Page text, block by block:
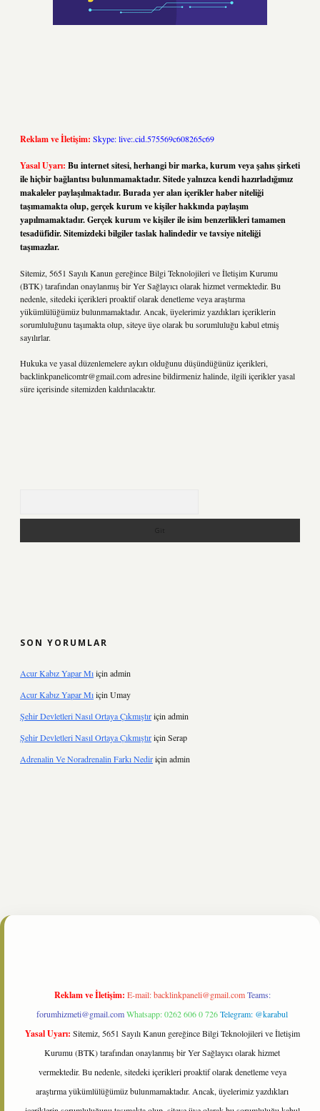
Reklam ve İletişim: Skype: live:.cid.575569c608265c69
Yasal Uyarı: Bu internet sitesi, herhangi bir marka, kurum veya şahıs şirketi
ile hiçbir bağlantısı bulunmamaktadır. Sitede yalnızca kendi hazırladığımız
makaleler paylaşılmaktadır. Burada yer alan içerikler haber niteliği
taşımamakta olup, gerçek kurum ve kişiler hakkında paylaşım
yapılmamaktadır. Gerçek kurum ve kişiler ile isim benzerlikleri tamamen
tesadüfidir. Sitemizdeki bilgiler taslak halindedir ve tavsiye niteliği
taşımazlar.
Sitemiz, 5651 Sayılı Kanun gereğince Bilgi Teknolojileri ve İletişim Kurumu
(BTK) tarafından onaylanmış bir Yer Sağlayıcı olarak hizmet vermektedir. Bu
nedenle, sitedeki içerikleri proaktif olarak denetleme veya araştırma
yükümlülüğümüz bulunmamaktadır. Ancak, üyelerimiz yazdıkları içeriklerin
sorumluluğunu taşımakta olup, siteye üye olarak bu sorumluluğu kabul etmiş
sayılırlar.
Hukuka ve yasal düzenlemelere aykırı olduğunu düşündüğünüz içerikleri,
backlinkpanelicomtr@gmail.comadresine bildirmeniz halinde, ilgili içerikler yasal
süre içerisinde sitemizden kaldırılacaktır.
SON YORUMLAR
Acur Kabız Yapar Mıiçin admin
Acur Kabız Yapar Mıiçin Umay
Şehir Devletleri Nasıl Ortaya Çıkmıştıriçin admin
Şehir Devletleri Nasıl Ortaya Çıkmıştıriçin Serap
Adrenalin Ve Noradrenalin Farkı Nediriçin admin
Reklam ve İletişim: E-mail:backlinkpaneli@gmail.com Teams:
forumhizmeti@gmail.comWhatsapp: 0262 606 0 726Telegram: @karabul
Yasal Uyarı: Sitemiz, 5651 Sayılı Kanun gereğince Bilgi Teknolojileri ve İletişim
Kurumu (BTK) tarafından onaylanmış bir Yer Sağlayıcı olarak hizmet
vermektedir. Bu nedenle, sitedeki içerikleri proaktif olarak denetleme veya
araştırma yükümlülüğümüz bulunmamaktadır. Ancak, üyelerimiz yazdıkları